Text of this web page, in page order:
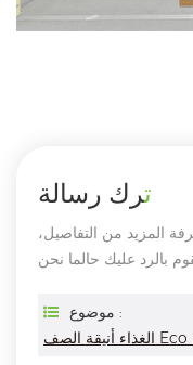
ترك رسالة
المزيد من التفاصيل،
موضوع :